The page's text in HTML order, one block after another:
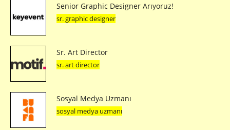
Senior Graphic Designer Arıyoruz!
sr. graphic designer
Sr. Art Director
sr. art director
Sosyal Medya Uzmanı
sosyal medya uzmanı